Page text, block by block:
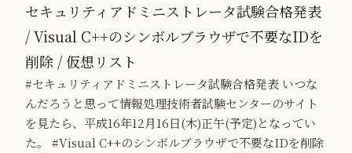
セキュリティアドミニストレータ試験合格発表
/ Visual C++のシンボルブラウザで不要なIDを
削除 / 仮想リスト
#セキュリティアドミニストレータ試験合格発表 いつな
んだろうと思って情報処理技術者試験センターのサイト
を見たら、平成16年12月16日(木)正午(予定)となってい
た。 #Visual C++のシンボルブラウザで不要なIDを削除